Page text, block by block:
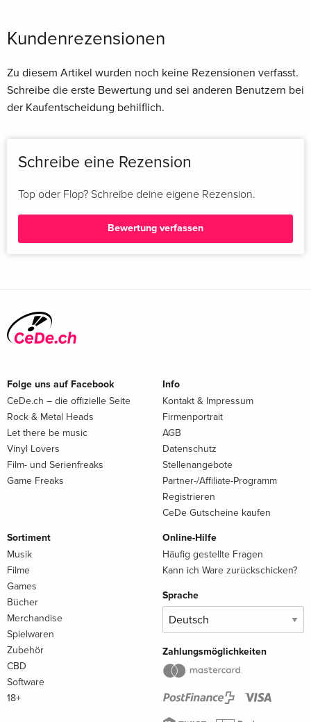
Kundenrezensionen
Zu diesem Artikel wurden noch keine Rezensionen verfasst.
Schreibe die erste Bewertung und sei anderen Benutzern bei
der Kaufentscheidung behilflich.
Schreibe eine Rezension
Top oder Flop? Schreibe deine eigene Rezension.
Bewertung verfassen
Folge uns auf Facebook
CeDe.ch – die offizielle Seite
Rock & Metal Heads
Let there be music
Vinyl Lovers
Film- und Serienfreaks
Game Freaks
Info
Kontakt & Impressum
Firmenportrait
AGB
Datenschutz
Stellenangebote
Partner-/Affiliate-Programm
Registrieren
CeDe Gutscheine kaufen
Sortiment
Musik
Filme
Games
Bücher
Merchandise
Spielwaren
Zubehör
CBD
Software
18+
Online-Hilfe
Häufig gestellte Fragen
Kann ich Ware zurückschicken?
Sprache
Zahlungsmöglichkeiten